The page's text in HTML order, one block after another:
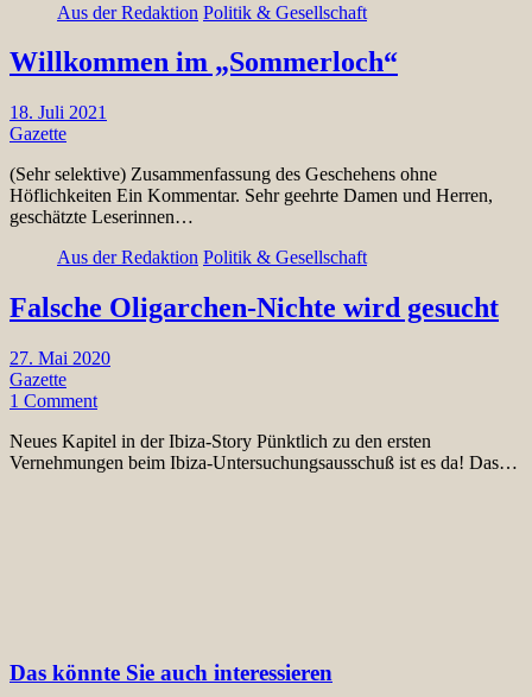
Aus der Redaktion Politik & Gesellschaft
Willkommen im „Sommerloch“
18. Juli 2021
Gazette
(Sehr selektive) Zusammenfassung des Geschehens ohne
Höflichkeiten Ein Kommentar. Sehr geehrte Damen und Herren,
geschätzte Leserinnen…
Aus der Redaktion Politik & Gesellschaft
Falsche Oligarchen-Nichte wird gesucht
27. Mai 2020
Gazette
1 Comment
Neues Kapitel in der Ibiza-Story Pünktlich zu den ersten
Vernehmungen beim Ibiza-Untersuchungsausschuß ist es da! Das…
Das könnte Sie auch interessieren